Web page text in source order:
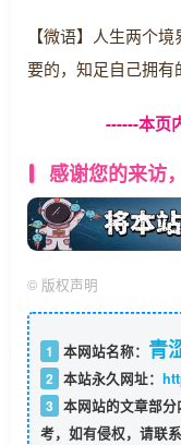
【微语】人生两个
要的，知足自己拥有
------本页
感谢您的来访
© 版权声明
1 本网站名称： 青
2 本站永久网址：
3 本网站的文章部
考，如有侵权，请联